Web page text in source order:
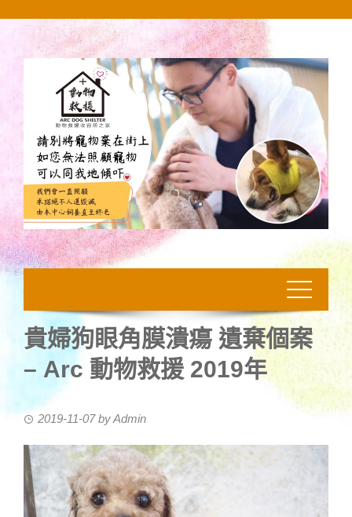
貴婦狗眼角膜潰瘍 遺棄個案
– Arc 動物救援 2019年
2019-11-07byAdmin